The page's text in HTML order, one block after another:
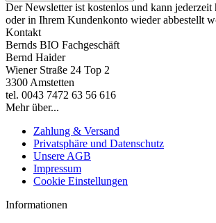
Der Newsletter ist kostenlos und kann jederzeit
oder in Ihrem Kundenkonto wieder abbestellt
Kontakt
Bernds BIO Fachgeschäft
Bernd Haider
Wiener Straße 24 Top 2
3300 Amstetten
tel. 0043 7472 63 56 616
Mehr über...
Zahlung & Versand
Privatsphäre und Datenschutz
Unsere AGB
Impressum
Cookie Einstellungen
Informationen